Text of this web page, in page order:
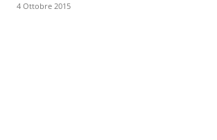
4 Ottobre 2015